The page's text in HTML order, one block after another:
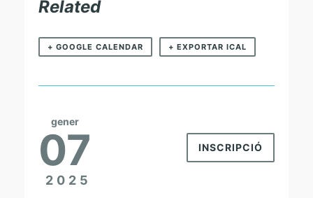
A
B
O
R
Related
+ GOOGLE CALENDAR + EXPORTAR ICAL
gener
07
2025
INSCRIPCIÓ